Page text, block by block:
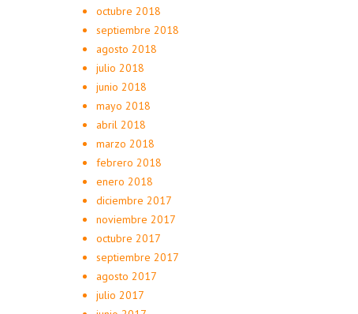
octubre 2018
septiembre 2018
agosto 2018
julio 2018
junio 2018
mayo 2018
abril 2018
marzo 2018
febrero 2018
enero 2018
diciembre 2017
noviembre 2017
octubre 2017
septiembre 2017
agosto 2017
julio 2017